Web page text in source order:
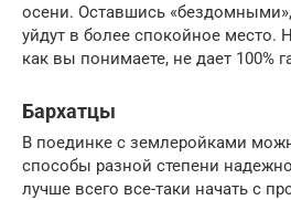
осени. Оставшись
уйдут в более спокойное место.
как вы понимаете, не дает 100%
Бархатцы
В поединке с землеройками
способы разной степени
лучше всего все-таки начать с